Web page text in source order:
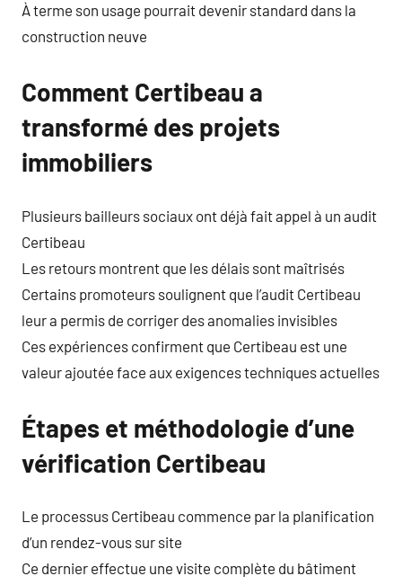
À terme son usage pourrait devenir standard dans la
construction neuve
Comment Certibeau a
transformé des projets
immobiliers
Plusieurs bailleurs sociaux ont déjà fait appel à un audit
Certibeau
Les retours montrent que les délais sont maîtrisés
Certains promoteurs soulignent que l’audit Certibeau
leur a permis de corriger des anomalies invisibles
Ces expériences confirment que Certibeau est une
valeur ajoutée face aux exigences techniques actuelles
Étapes et méthodologie d’une
vérification Certibeau
Le processus Certibeau commence par la planification
d’un rendez-vous sur site
Ce dernier effectue une visite complète du bâtiment